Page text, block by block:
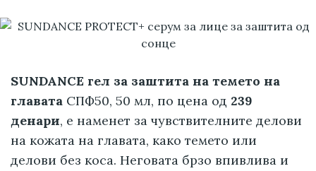
SUNDANCE гел за заштита на темето на
главата СПФ50, 50 мл, по цена од 239
денари, е наменет за чувствителните делови
на кожата на главата, како темето или
делови без коса. Неговата брзо впивлива и